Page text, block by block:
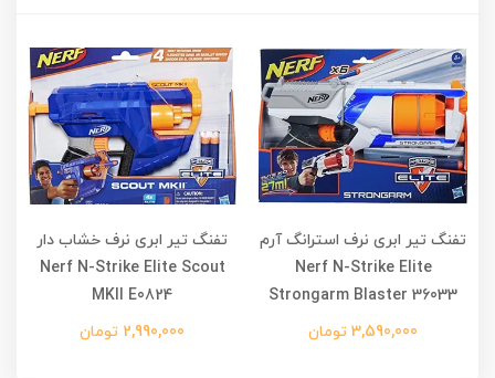
تفنگ تیر ابری نرف استرانگ آرم
Nerf N-Strike Elite
Strongarm Blaster 36033
3,590,000 تومان
تفنگ تیر ابری نرف خشاب دار
Nerf N-Strike Elite Scout
MKII E0824
2,990,000 تومان